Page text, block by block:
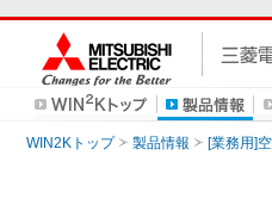
WIN2Kトップ 製品情報 [業務用]